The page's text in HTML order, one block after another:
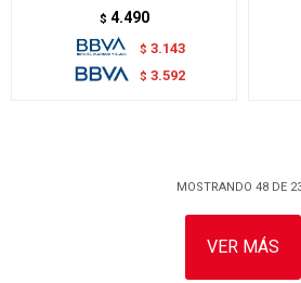
$ 4.490
$ 3.143
$ 3.592
MOSTRANDO 48DE
VER MÁS